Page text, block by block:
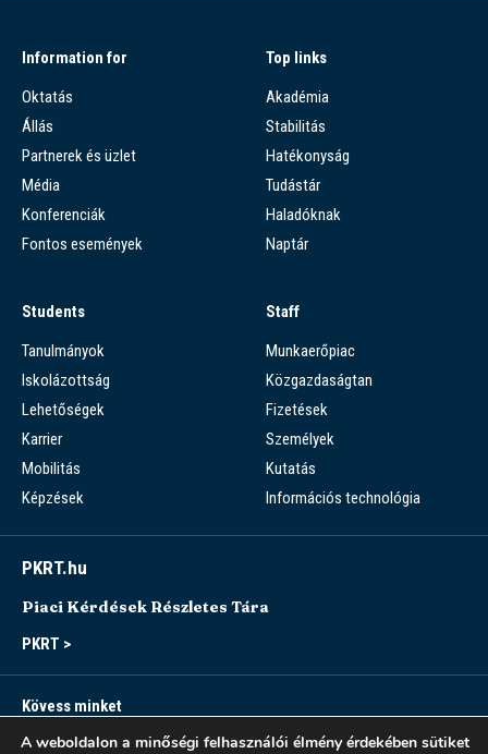
Information for
Oktatás
Állás
Partnerek és üzlet
Média
Konferenciák
Fontos események
Top links
Akadémia
Stabilitás
Hatékonyság
Tudástár
Haladóknak
Naptár
Students
Tanulmányok
Iskolázottság
Lehetőségek
Karrier
Mobilitás
Képzések
Staff
Munkaerőpiac
Közgazdaságtan
Fizetések
Személyek
Kutatás
Információs technológia
PKRT.hu
Piaci Kérdések Részletes Tára
PKRT >
Kövess minket
A weboldalon a minőségi felhasználói élmény érdekében sütiket